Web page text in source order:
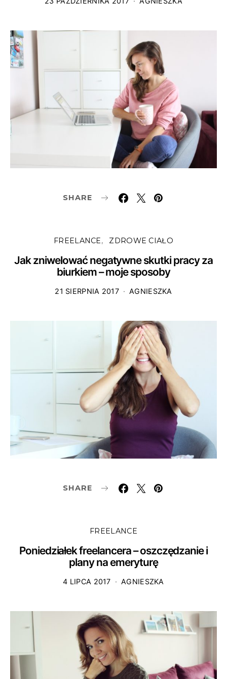
SHARE
FREELANCE ZDROWE CIAŁO
Jak zniwelować negatywne skutki pracy za
biurkiem – moje sposoby
21 SIERPNIA 2017 AGNIESZKA
SHARE
FREELANCE
Poniedziałek freelancera – oszczędzanie i
plany na emeryturę
4 LIPCA 2017 AGNIESZKA